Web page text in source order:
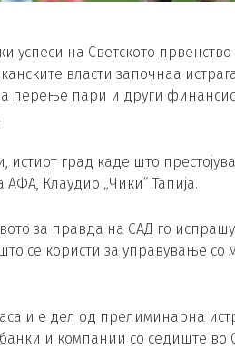
успеси на Светското
власти започнаа
перење пари и други
истиот град каде што
Клаудио „Чики“ Тапија.
за правда на САД го
се користи за управување со
и е дел од прелиминарна
и компании со седиште во